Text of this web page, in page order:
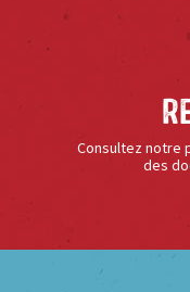
Consultez notre
des